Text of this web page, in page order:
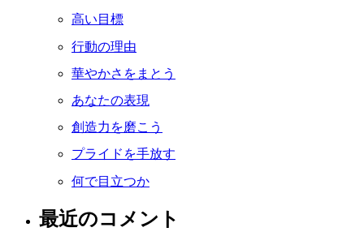
高い目標
行動の理由
華やかさをまとう
あなたの表現
創造力を磨こう
プライドを手放す
何で目立つか
最近のコメント